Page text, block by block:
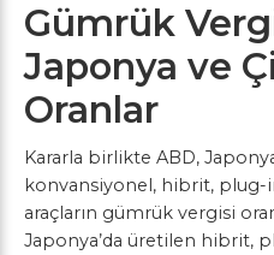
Gümrük
Japonya ve
Oranlar
Kararla birlikte ABD,
konvansiyonel, hibrit,
araçların gümrük vergisi
Japonya’da üretilen hibrit,